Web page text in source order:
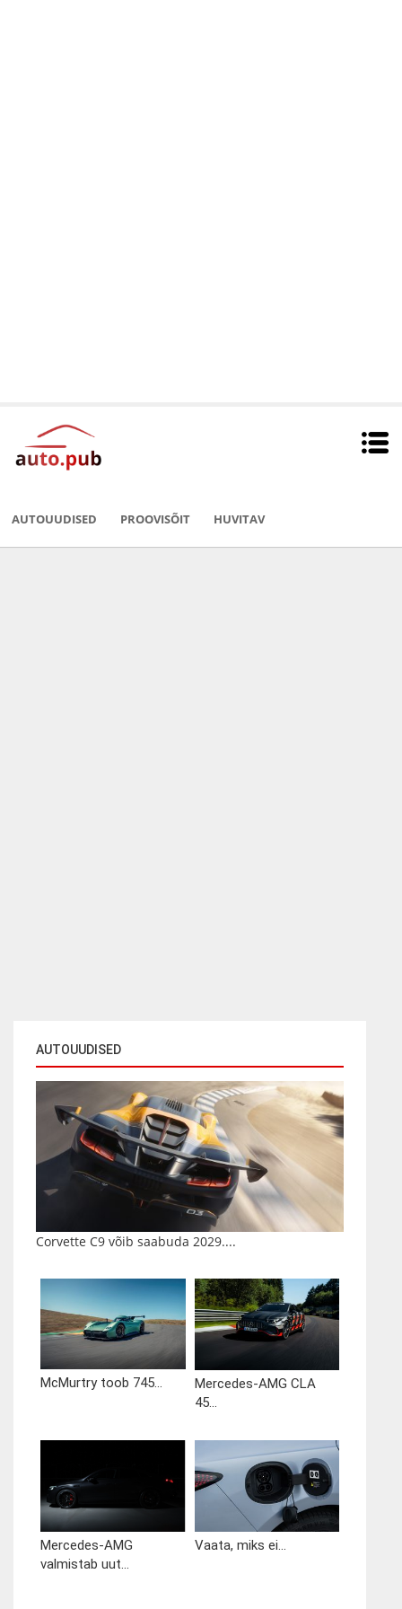
AUTOUUDISED PROOVISÕIT HUVITAV
AUTOUUDISED
Corvette C9 võib saabuda 2029....
McMurtry toob 745...
Mercedes-AMG CLA
45...
Mercedes-AMG
valmistab uut...
Vaata, miks ei...